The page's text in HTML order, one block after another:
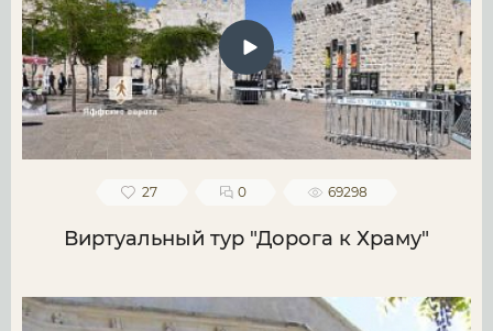
27 0 69298
Виртуальный тур "Дорога к Храму"